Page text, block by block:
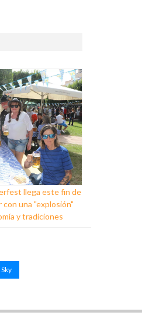
llega este fin de
con una "explosión"
y tradiciones